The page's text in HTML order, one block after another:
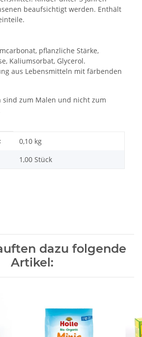
beaufsichtigt werden. Enthält
pflanzliche Stärke,
Kaliumsorbat, Glycerol.
aus Lebensmitteln mit färbenden
sind zum Malen und nicht zum
0,10 kg
1,00 Stück
dazu folgende
Artikel: